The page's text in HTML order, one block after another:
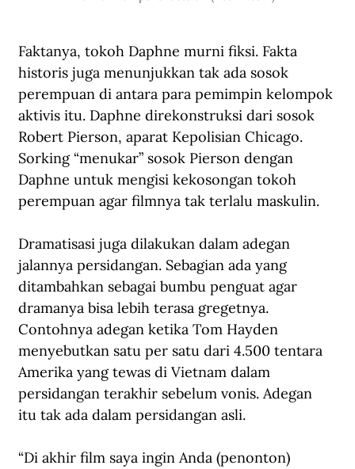
Faktanya, tokoh Daphne murni fiksi. Fakta
historis juga menunjukkan tak ada sosok
perempuan di antara para pemimpin kelompok
aktivis itu. Daphne direkonstruksi dari sosok
Robert Pierson, aparat Kepolisian Chicago.
Sorking “menukar” sosok Pierson dengan
Daphne untuk mengisi kekosongan tokoh
perempuan agar filmnya tak terlalu maskulin.
Dramatisasi juga dilakukan dalam adegan
jalannya persidangan. Sebagian ada yang
ditambahkan sebagai bumbu penguat agar
dramanya bisa lebih terasa gregetnya.
Contohnya adegan ketika Tom Hayden
menyebutkan satu per satu dari 4.500 tentara
Amerika yang tewas di Vietnam dalam
persidangan terakhir sebelum vonis. Adegan
itu tak ada dalam persidangan asli.
“Di akhir film saya ingin Anda (penonton)